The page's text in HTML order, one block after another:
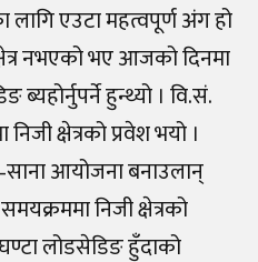
एउटा महत्वपूर्ण अंग हो
नभएको भए आजको दिनमा
हुन्थ्यो । वि.सं.
क्षेत्रको प्रवेश भयो ।
आयोजना बनाउलान्
निजी क्षेत्रको
लोडसेडिङ हुँदाको